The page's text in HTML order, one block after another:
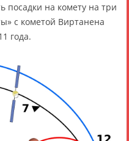
посадки на комету на три
с кометой Виртанена
года.